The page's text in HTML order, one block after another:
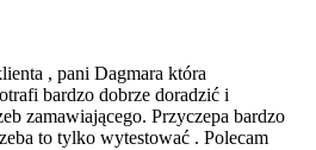
, pani Dagmara która
bardzo dobrze doradzić i
zamawiającego. Przyczepa bardzo
to tylko wytestować . Polecam